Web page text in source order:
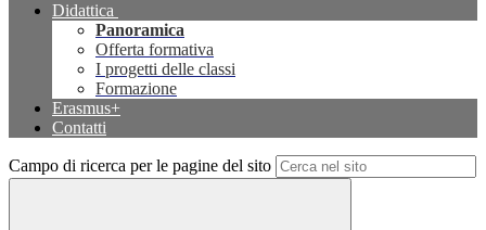
Didattica
Panoramica
Offerta formativa
I progetti delle classi
Formazione
Erasmus+
Contatti
Campo di ricerca per le pagine del sito